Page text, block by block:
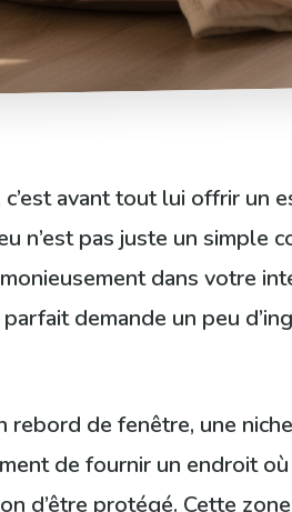
avant tout lui offrir
n’est pas juste un simple
dans votre
demande un peu
de fenêtre, une
de fournir un endroit
d’être protégé. Cette